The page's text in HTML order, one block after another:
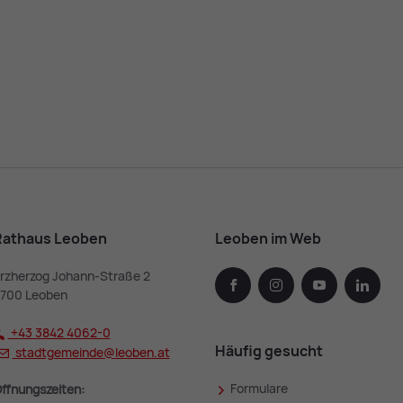
Leoben
Johann-Straße 2
Leoben
+43 3842 4062-0
stadtgemeinde@leoben.at
Leoben im Web
facebook instagramyoutube
Häufig gesucht
Formulare